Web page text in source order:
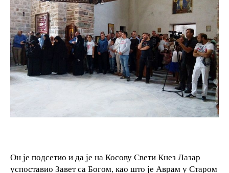
Он је подсетио и да је на Косову Свети Кнез Лазар
успоставио Завет са Богом, као што је Аврам у Старом